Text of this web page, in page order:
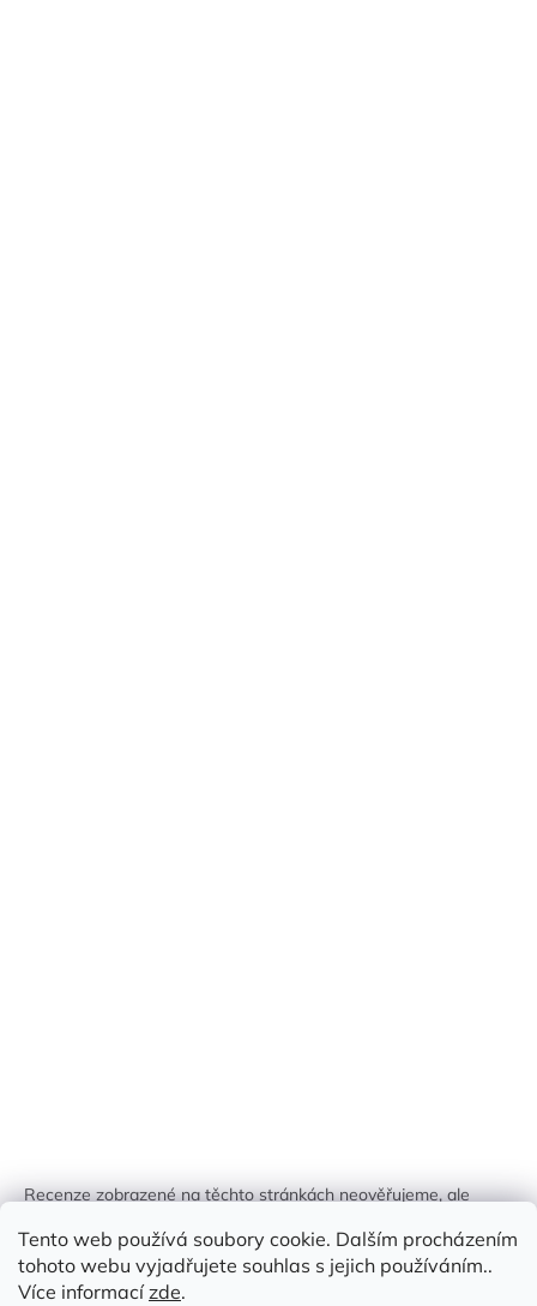
Tento web používá soubory cookie. Dalším procházením
tohoto webu vyjadřujete souhlas s jejich používáním..
Více informacízde.
Recenze zobrazené na těchto stránkách neověřujeme, ale
identifikován.